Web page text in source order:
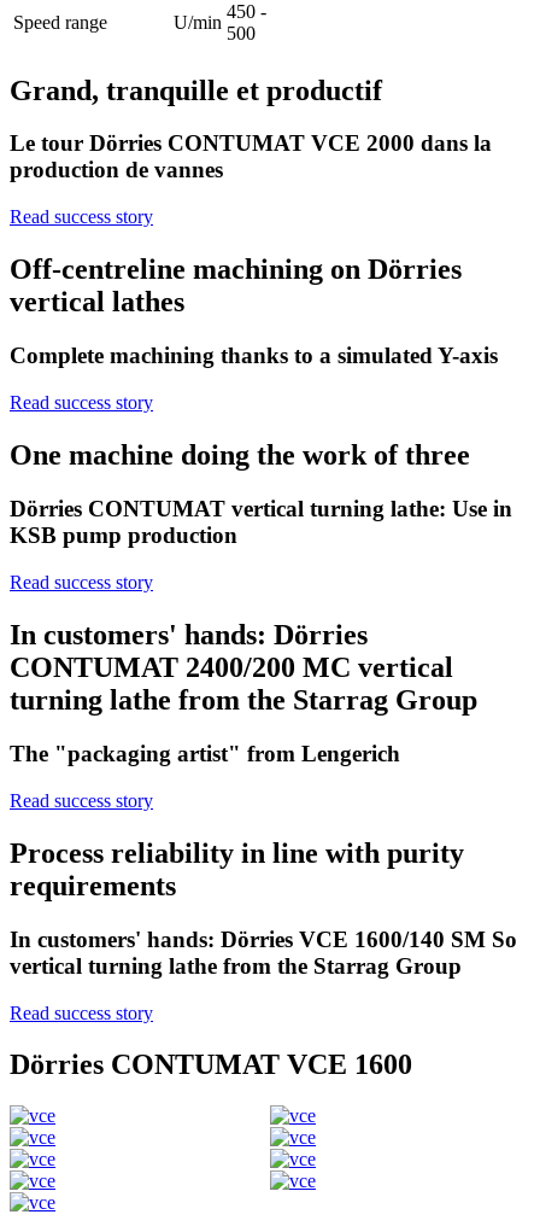
Speed range U/min
450 -
500
Grand, tranquille et productif
Le tour Dörries CONTUMAT VCE 2000 dans la
production de vannes
Read success story
Off-centreline machining on Dörries
vertical lathes
Complete machining thanks to a simulated Y-axis
Read success story
One machine doing the work of three
Dörries CONTUMAT vertical turning lathe: Use in
KSB pump production
Read success story
In customers' hands: Dörries
CONTUMAT 2400/200 MC vertical
turning lathe from the Starrag Group
The "packaging artist" from Lengerich
Read success story
Process reliability in line with purity
requirements
In customers' hands: Dörries VCE 1600/140 SM So
vertical turning lathe from the Starrag Group
Read success story
Dörries CONTUMAT VCE 1600